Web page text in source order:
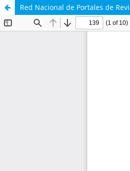
Red Nacional de Portales de